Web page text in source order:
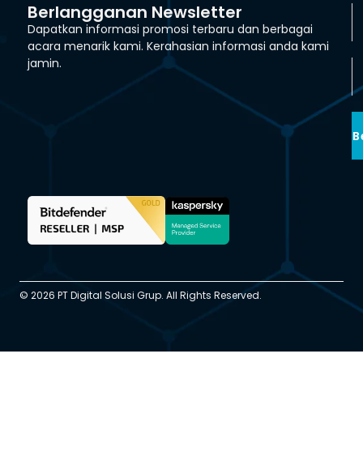
Berlangganan Newsletter
Dapatkan informasi promosi terbaru dan berbagai
acara menarik kami. Kerahasian informasi anda kami
jamin.
© 2026 PT Digital Solusi Grup. All Rights Reserved.